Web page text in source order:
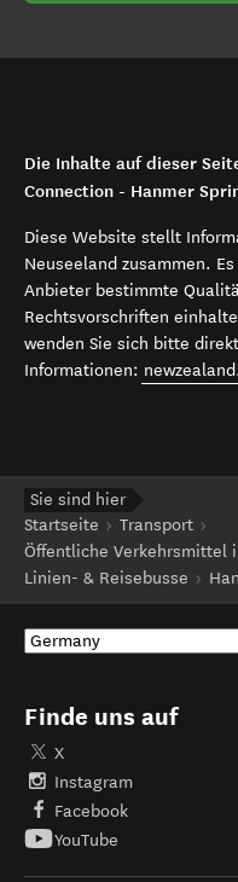
Die Inhalte auf dieser
Connection - Hanmer
Diese Website stellt
Neuseeland zusammen.
Anbieter bestimmte
Rechtsvorschriften
wenden Sie sich bitte
Informationen:
Sie sind hier
Startseite
Transport
Öffentliche Verkehrsmittel
Linien- & Reisebusse
Finde uns auf
X
Instagram
Facebook
YouTube